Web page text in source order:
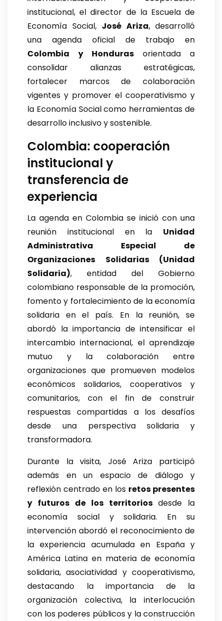
institucional, el director de la Escuela de
Economía Social, José Ariza, desarrolló
una agenda oficial de trabajo en
Colombia y Honduras orientada a
consolidar alianzas estratégicas,
fortalecer marcos de colaboración
vigentes y promover el cooperativismo y
la Economía Social como herramientas de
desarrollo inclusivo y sostenible.
Colombia: cooperación
institucional y
transferencia de
experiencia
La agenda en Colombia se inició con una
reunión institucional en la Unidad
Administrativa Especial de
Organizaciones Solidarias (Unidad
Solidaria), entidad del Gobierno
colombiano responsable de la promoción,
fomento y fortalecimiento de la economía
solidaria en el país. En la reunión, se
abordó la importancia de intensificar el
intercambio internacional, el aprendizaje
mutuo y la colaboración entre
organizaciones que promueven modelos
económicos solidarios, cooperativos y
comunitarios, con el fin de construir
respuestas compartidas a los desafíos
desde una perspectiva solidaria y
transformadora.
Durante la visita, José Ariza participó
además en un espacio de diálogo y
reflexión centrado en los retos presentes
y futuros de los territorios desde la
economía social y solidaria. En su
intervención abordó el reconocimiento de
la experiencia acumulada en España y
América Latina en materia de economía
solidaria, asociatividad y cooperativismo,
destacando la importancia de la
organización colectiva, la interlocución
con los poderes públicos y la construcción